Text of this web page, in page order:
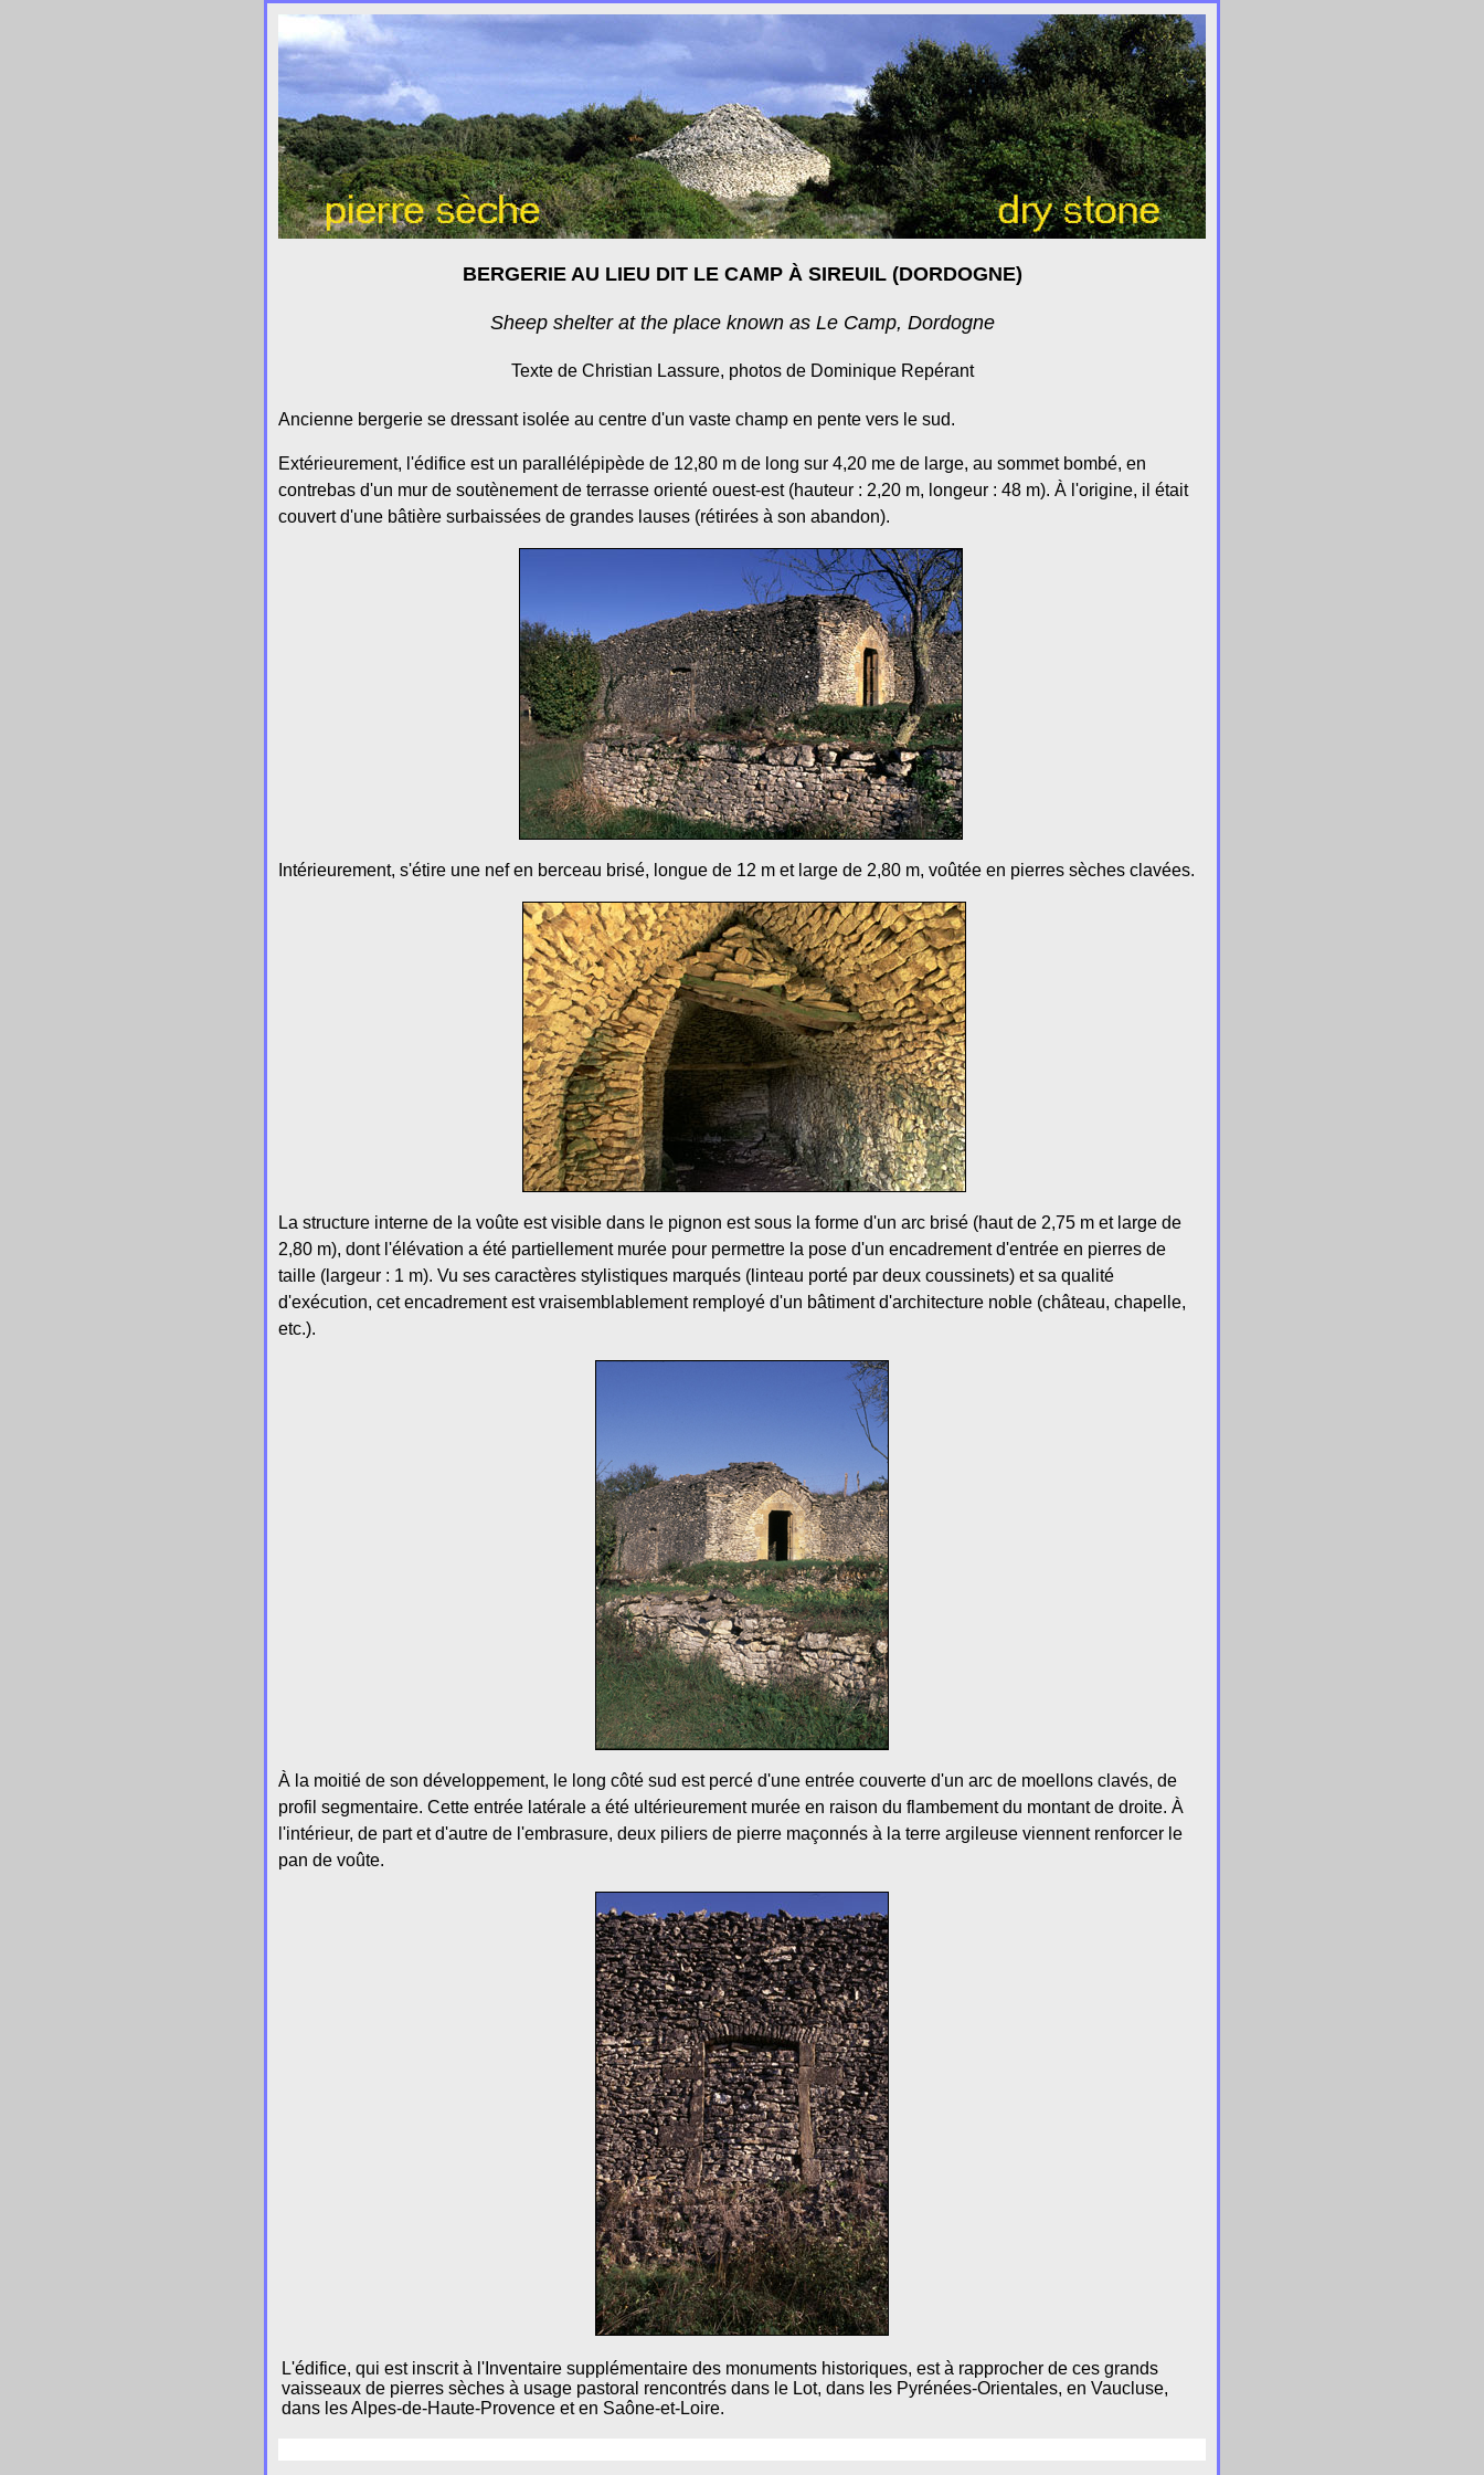
BERGERIE AU LIEU DIT LE CAMP À SIREUIL (DORDOGNE)
Sheep shelter at the place known as Le Camp, Dordogne
Texte de Christian Lassure, photos de Dominique Repérant
Ancienne bergerie se dressant isolée au centre d'un vaste champ en pente vers le sud.
Extérieurement, l'édifice est un parallélépipède de 12,80 m de long sur 4,20 me de large, au sommet bombé, en
contrebas d'un mur de soutènement de terrasse orienté ouest-est (hauteur : 2,20 m, longeur : 48 m). À l'origine, il était
couvert d'une bâtière surbaissées de grandes lauses (rétirées à son abandon).
Intérieurement, s'étire une nef en berceau brisé, longue de 12 m et large de 2,80 m, voûtée en pierres sèches clavées.
La structure interne de la voûte est visible dans le pignon est sous la forme d'un arc brisé (haut de 2,75 m et large de
2,80 m), dont l'élévation a été partiellement murée pour permettre la pose d'un encadrement d'entrée en pierres de
taille (largeur : 1 m). Vu ses caractères stylistiques marqués (linteau porté par deux coussinets) et sa qualité
d'exécution, cet encadrement est vraisemblablement remployé d'un bâtiment d'architecture noble (château, chapelle,
etc.).
À la moitié de son développement, le long côté sud est percé d'une entrée couverte d'un arc de moellons clavés, de
profil segmentaire. Cette entrée latérale a été ultérieurement murée en raison du flambement du montant de droite. À
l'intérieur, de part et d'autre de l'embrasure, deux piliers de pierre maçonnés à la terre argileuse viennent renforcer le
pan de voûte.
L'édifice, qui est inscrit à l'Inventaire supplémentaire des monuments historiques, est à rapprocher de ces grands
vaisseaux de pierres sèches à usage pastoral rencontrés dans le Lot, dans les Pyrénées-Orientales, en Vaucluse,
dans les Alpes-de-Haute-Provence et en Saône-et-Loire.